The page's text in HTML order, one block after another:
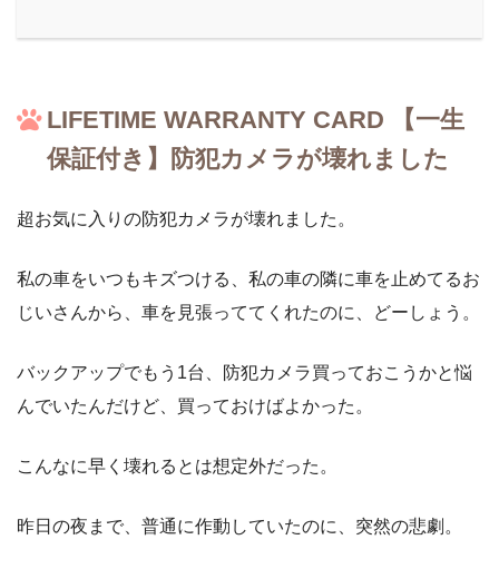
LIFETIME WARRANTY CARD 【一生
保証付き】防犯カメラが壊れました
超お気に入りの防犯カメラが壊れました。
私の車をいつもキズつける、私の車の隣に車を止めてるお
じいさんから、車を見張っててくれたのに、どーしょう。
バックアップでもう1台、防犯カメラ買っておこうかと悩
んでいたんだけど、買っておけばよかった。
こんなに早く壊れるとは想定外だった。
昨日の夜まで、普通に作動していたのに、突然の悲劇。